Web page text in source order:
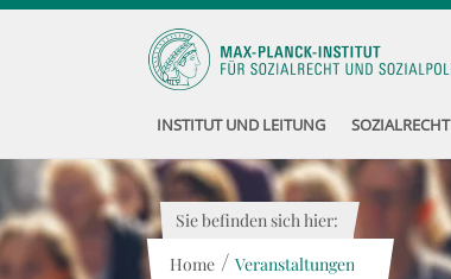
INSTITUT UND LEITUNG SOZIALRECHT
Sie befinden sich hier:
Home / Veranstaltungen